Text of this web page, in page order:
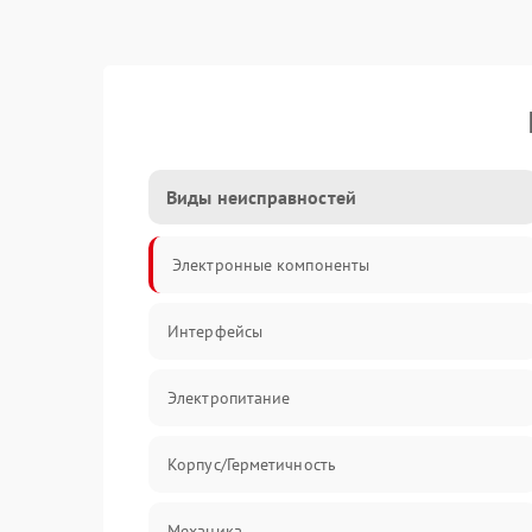
Виды неисправностей
Электронные компоненты
Интерфейсы
Электропитание
Корпус/Герметичность